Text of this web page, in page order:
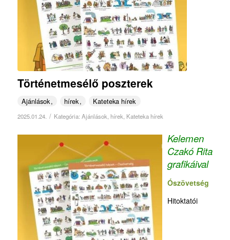
Történetmesélő poszterek
Ajánlások hírek Kateteka hírek
2025.01.24. / Kategória: Ajánlások hírek Kateteka hírek
Kelemen
Czakó Rita
grafikáival
Ószövetség
Hitoktatói